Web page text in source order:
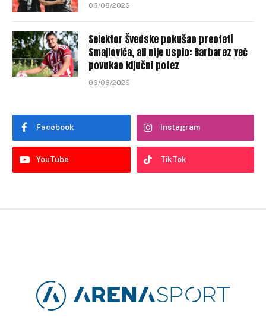
06/08/2026
Selektor Švedske pokušao preoteti
Smajlovića, ali nije uspio: Barbarez već
povukao ključni potez
06/08/2026
Facebook Instagram
YouTube TikTok